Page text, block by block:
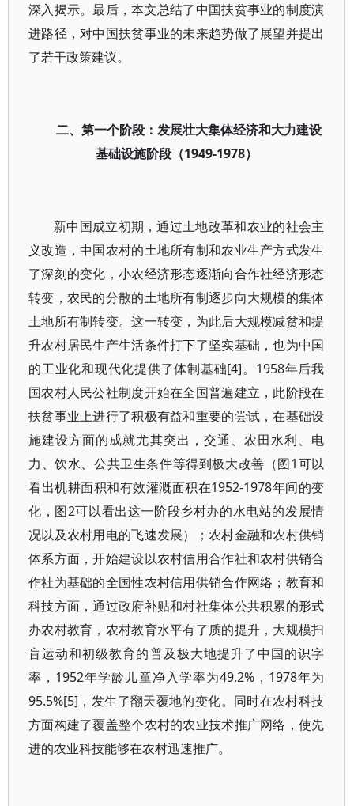
深入揭示。最后，本文总结了中国扶贫事业的制度演
进路径，对中国扶贫事业的未来趋势做了展望并提出
了若干政策建议。
二、第一个阶段：发展壮大集体经济和大力建设
基础设施阶段（1949-1978）
新中国成立初期，通过土地改革和农业的社会主
义改造，中国农村的土地所有制和农业生产方式发生
了深刻的变化，小农经济形态逐渐向合作社经济形态
转变，农民的分散的土地所有制逐步向大规模的集体
土地所有制转变。这一转变，为此后大规模减贫和提
升农村居民生产生活条件打下了坚实基础，也为中国
的工业化和现代化提供了体制基础[4]。1958年后我
国农村人民公社制度开始在全国普遍建立，此阶段在
扶贫事业上进行了积极有益和重要的尝试，在基础设
施建设方面的成就尤其突出，交通、农田水利、电
力、饮水、公共卫生条件等得到极大改善（图1可以
看出机耕面积和有效灌溉面积在1952-1978年间的变
化，图2可以看出这一阶段乡村办的水电站的发展情
况以及农村用电的飞速发展）；农村金融和农村供销
体系方面，开始建设以农村信用合作社和农村供销合
作社为基础的全国性农村信用供销合作网络；教育和
科技方面，通过政府补贴和村社集体公共积累的形式
办农村教育，农村教育水平有了质的提升，大规模扫
盲运动和初级教育的普及极大地提升了中国的识字
率，1952年学龄儿童净入学率为49.2%，1978年为
95.5%[5]，发生了翻天覆地的变化。同时在农村科技
方面构建了覆盖整个农村的农业技术推广网络，使先
进的农业科技能够在农村迅速推广。